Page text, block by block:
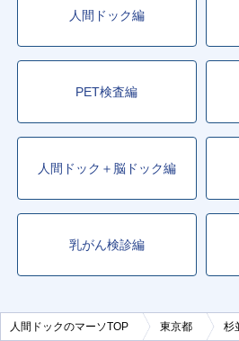
人間ドック編
PET検査編
人間ドック＋脳ドック編
乳がん検診編
人間ドックのマーソTOP 東京都 杉